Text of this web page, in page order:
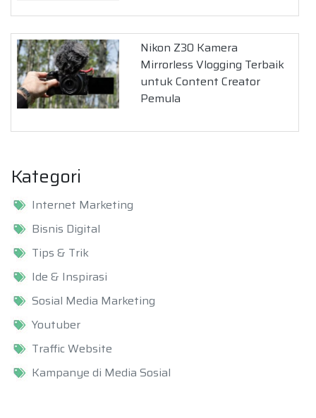
Nikon Z30 Kamera
Mirrorless Vlogging Terbaik
untuk Content Creator
Pemula
Kategori
Internet Marketing
Bisnis Digital
Tips & Trik
Ide & Inspirasi
Sosial Media Marketing
Youtuber
Traffic Website
Kampanye di Media Sosial